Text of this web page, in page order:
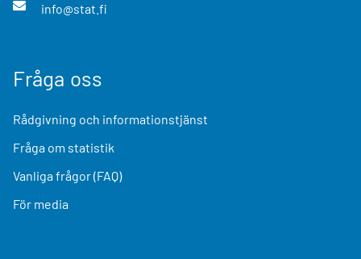
info@stat.fi
Fråga oss
Rådgivning och informationstjänst
Fråga om statistik
Vanliga frågor (FAQ)
För media